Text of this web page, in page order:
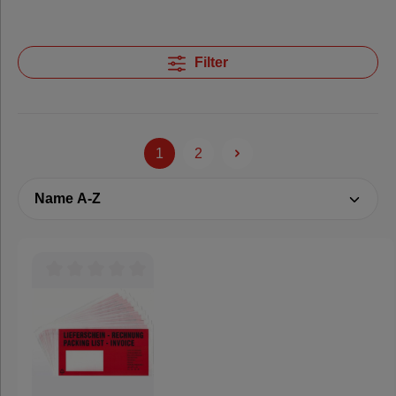
Hygieneprodukte
Nachhaltige
Filter
1 2